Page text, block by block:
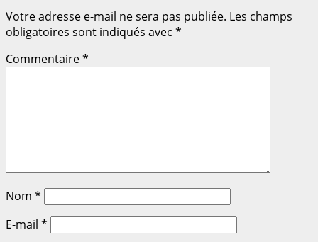
Votre adresse e-mail ne sera pas publiée. Les champs
obligatoires sont indiqués avec *
Commentaire*
Nom *
E-mail *